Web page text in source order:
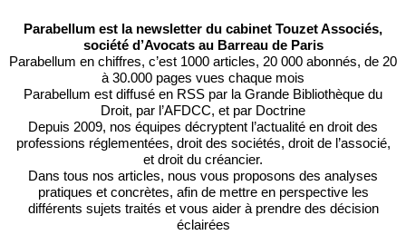
Parabellum est la newsletter du cabinet Touzet Associés,
société d’Avocats au Barreau de Paris
Parabellum en chiffres, c’est 1000 articles, 20 000 abonnés, de 20
à 30.000 pages vues chaque mois
Parabellum est diffusé en RSS par la Grande Bibliothèque du
Droit, par l’AFDCC, et par Doctrine
Depuis 2009, nos équipes décryptent l’actualité en droit des
professions réglementées, droit des sociétés, droit de l’associé,
et droit du créancier.
Dans tous nos articles, nous vous proposons des analyses
pratiques et concrètes, afin de mettre en perspective les
différents sujets traités et vous aider à prendre des décision
éclairées